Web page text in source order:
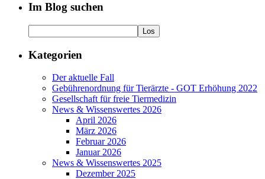
Im Blog suchen
Kategorien
Der aktuelle Fall
Gebührenordnung für Tierärzte - GOT Erhöhung 2022
Gesellschaft für freie Tiermedizin
News & Wissenswertes 2026
April 2026
März 2026
Februar 2026
Januar 2026
News & Wissenswertes 2025
Dezember 2025